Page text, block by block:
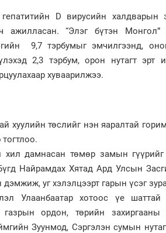
D вирусийн халдварын
ажилласан. “Элэг бүтэн
9,7 тэрбумыг эмчилгээнд,
2,3 тэрбум, орон нутагт эрт
хуваарилжээ.
хуулийн төслийг нэн яаралтай
хил дамнасан төмөр замын гүүрийг
Найрамдах Хятад Ард Улсын
уг хэлэлцээрт гарын үсэг
Улаанбаатар хотоос үе шаттай
ордон, төрийн захиргааны
Зуунмод, Сэргэлэн сумын